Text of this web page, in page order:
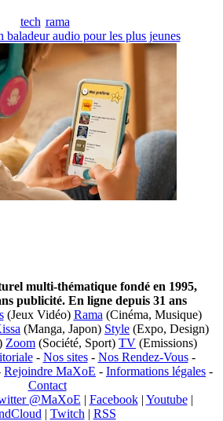
tech rama
baladeur audio pour les plus jeunes
multi-thématique fondé en 1995,
publicité. En ligne depuis 31 ans
(Jeux Vidéo) Rama (Cinéma, Musique)
(Manga, Japon) Style (Expo, Design)
Zoom (Société, Sport) TV (Emissions)
- Nos sites- Nos Rendez-Vous-
Rejoindre MaXoE - Informations légales -
Contact
@MaXoE | Facebook| Youtube|
| Twitch | RSS